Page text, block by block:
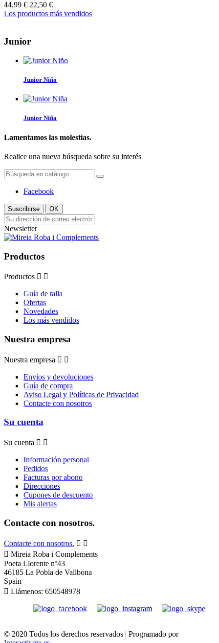
44,99 € 22,50 €
Los productos más vendidos
Junior
Junior Niño
Junior Niña
Lamentamos las molestias.
Realice una nueva búsqueda sobre su interés
Facebook
Suscribirse OK
Newsletter
Productos
Productos  
Guía de talla
Ofertas
Novedades
Los más vendidos
Nuestra empresa
Nuestra empresa  
Envíos y devoluciones
Guía de compra
Aviso Legal y Políticas de Privacidad
Contacte con nosotros
Su cuenta
Su cuenta  
Información personal
Pedidos
Facturas por abono
Direcciones
Cupones de descuento
Mis alertas
Contacte con nosotros.
Contacte con nosotros.  
 Mireia Roba i Complements
Poeta Llorente nº43
46185 La Pobla de Vallbona
Spain
 Llámenos: 650548978
© 2020 Todos los derechos reservados | Programado por